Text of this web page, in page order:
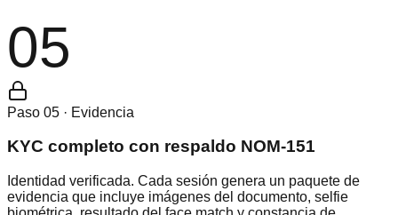
05
Paso 05 · Evidencia
KYC completo con respaldo NOM-151
Identidad verificada. Cada sesión genera un paquete de
evidencia que incluye imágenes del documento, selfie